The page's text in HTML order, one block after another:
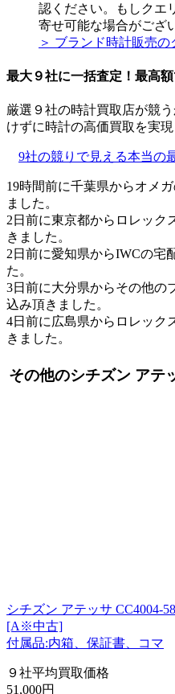
認ください。もしクエ
寄せ可能な場合がござ
＞ ブランド時計販売
最大９社に一括査定！ 最高額
厳選９社の時計買取店が競
けずに時計の高価買取を実現
9社の競りで見える本当の
19時間前に千葉県からオメ
ました。
2日前に東京都からロレック
きました。
2日前に愛知県からIWCの宅
た。
3日前に大分県からその他の
込み頂きました。
4日前に広島県からロレック
きました。
その他のシチズン アテ
シチズン アテッサ CC4004-
[A※中古]
付属品:内箱、保証書、コマ
９社平均買取価格
51,000円